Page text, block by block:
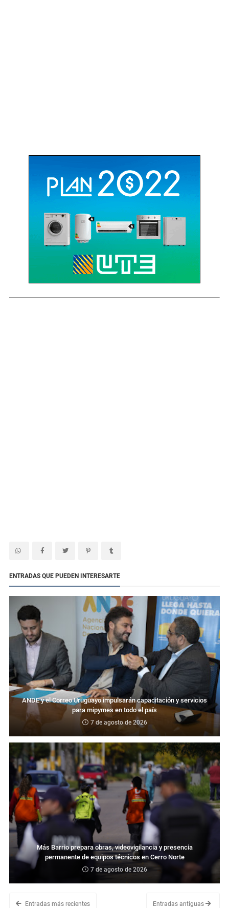
ENTRADAS QUE PUEDEN INTERESARTE
ANDE y el Correo Uruguayo impulsarán capacitación y servicios
para mipymes en todo el país
7 de agosto de 2026
Más Barrio prepara obras, videovigilancia y presencia
permanente de equipos técnicos en Cerro Norte
7 de agosto de 2026
Entradas más recientes Entradas antiguas